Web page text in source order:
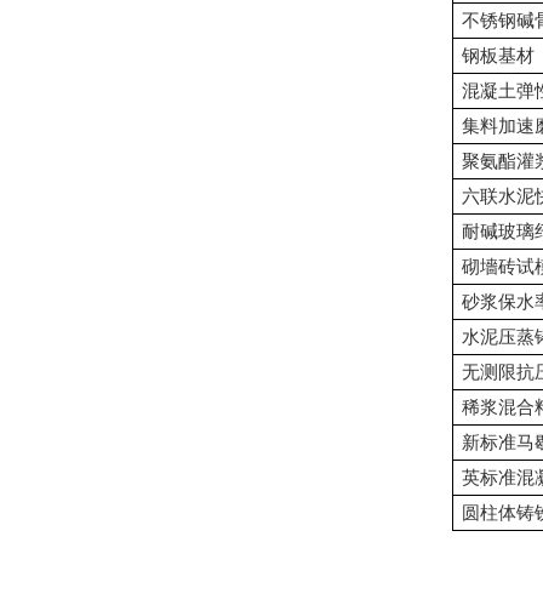
不锈钢碱
钢板基材
混凝土弹
集料加速
聚氨酯灌
六联水泥
耐碱玻璃
砌墻砖试
砂浆保水
水泥压蒸
无测限抗
稀浆混合
新标准马
英标准混
圆柱体铸